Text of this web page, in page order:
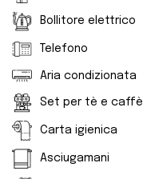
Bollitore elettrico
Telefono
Aria condizionata
Set per tè e caffè
Carta igienica
Asciugamani